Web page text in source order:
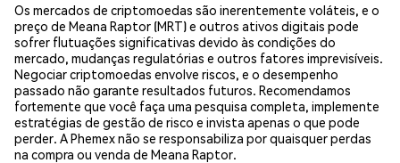
Os mercados de criptomoedas são inerentemente voláteis, e o
preço de Meana Raptor (MRT) e outros ativos digitais pode
sofrer flutuações significativas devido às condições do
mercado, mudanças regulatórias e outros fatores imprevisíveis.
Negociar criptomoedas envolve riscos, e o desempenho
passado não garante resultados futuros. Recomendamos
fortemente que você faça uma pesquisa completa, implemente
estratégias de gestão de risco e invista apenas o que pode
perder. A Phemex não se responsabiliza por quaisquer perdas
na compra ou venda de Meana Raptor.